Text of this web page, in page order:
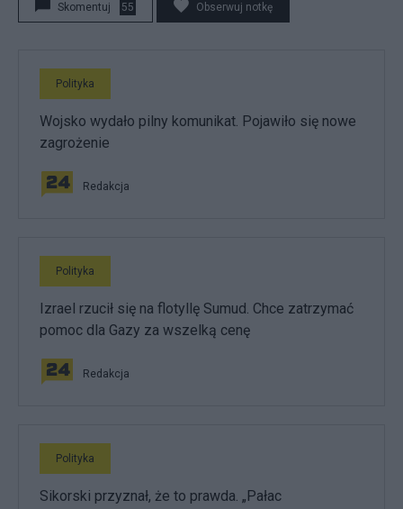
Skomentuj 55 Obserwuj notkę
Polityka
Wojsko wydało pilny komunikat. Pojawiło się nowe
zagrożenie
Redakcja
Polityka
Izrael rzucił się na flotyllę Sumud. Chce zatrzymać
pomoc dla Gazy za wszelką cenę
Redakcja
Polityka
Sikorski przyznał, że to prawda. „Pałac